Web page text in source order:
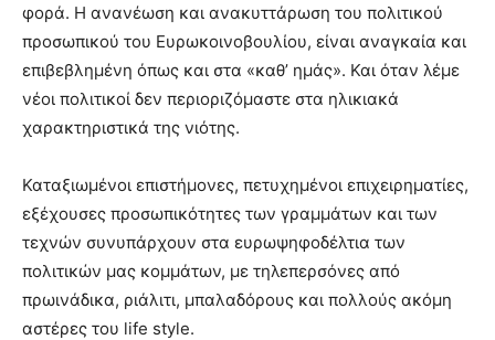
φορά. Η ανανέωση και ανακυττάρωση του πολιτικού
προσωπικού του Ευρωκοινοβουλίου, είναι αναγκαία και
επιβεβλημένη όπως και στα «καθ’ ημάς». Και όταν λέμε
νέοι πολιτικοί δεν περιοριζόμαστε στα ηλικιακά
χαρακτηριστικά της νιότης.
Καταξιωμένοι επιστήμονες, πετυχημένοι επιχειρηματίες,
εξέχουσες προσωπικότητες των γραμμάτων και των
τεχνών συνυπάρχουν στα ευρωψηφοδέλτια των
πολιτικών μας κομμάτων, με τηλεπερσόνες από
πρωινάδικα, ριάλιτι, μπαλαδόρους και πολλούς ακόμη
αστέρες του life style.